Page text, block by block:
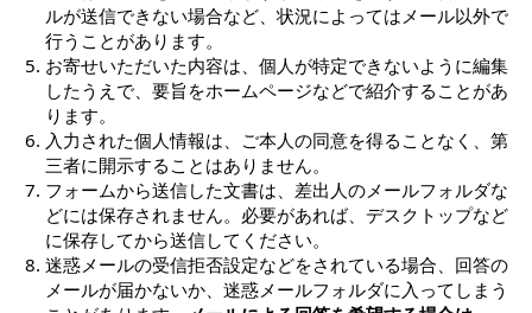
ルが送信できない場合など、状況によってはメール以外で
行うことがあります。
お寄せいただいた内容は、個人が特定できないように編集
したうえで、要旨をホームページなどで紹介することがあ
ります。
入力された個人情報は、ご本人の同意を得ることなく、第
三者に開示することはありません。
フォームから送信した文書は、差出人のメールフォルダな
どには保存されません。必要があれば、デスクトップなど
に保存してから送信してください。
迷惑メールの受信拒否設定などをされている場合、回答の
メールが届かないか、迷惑メールフォルダに入ってしまう